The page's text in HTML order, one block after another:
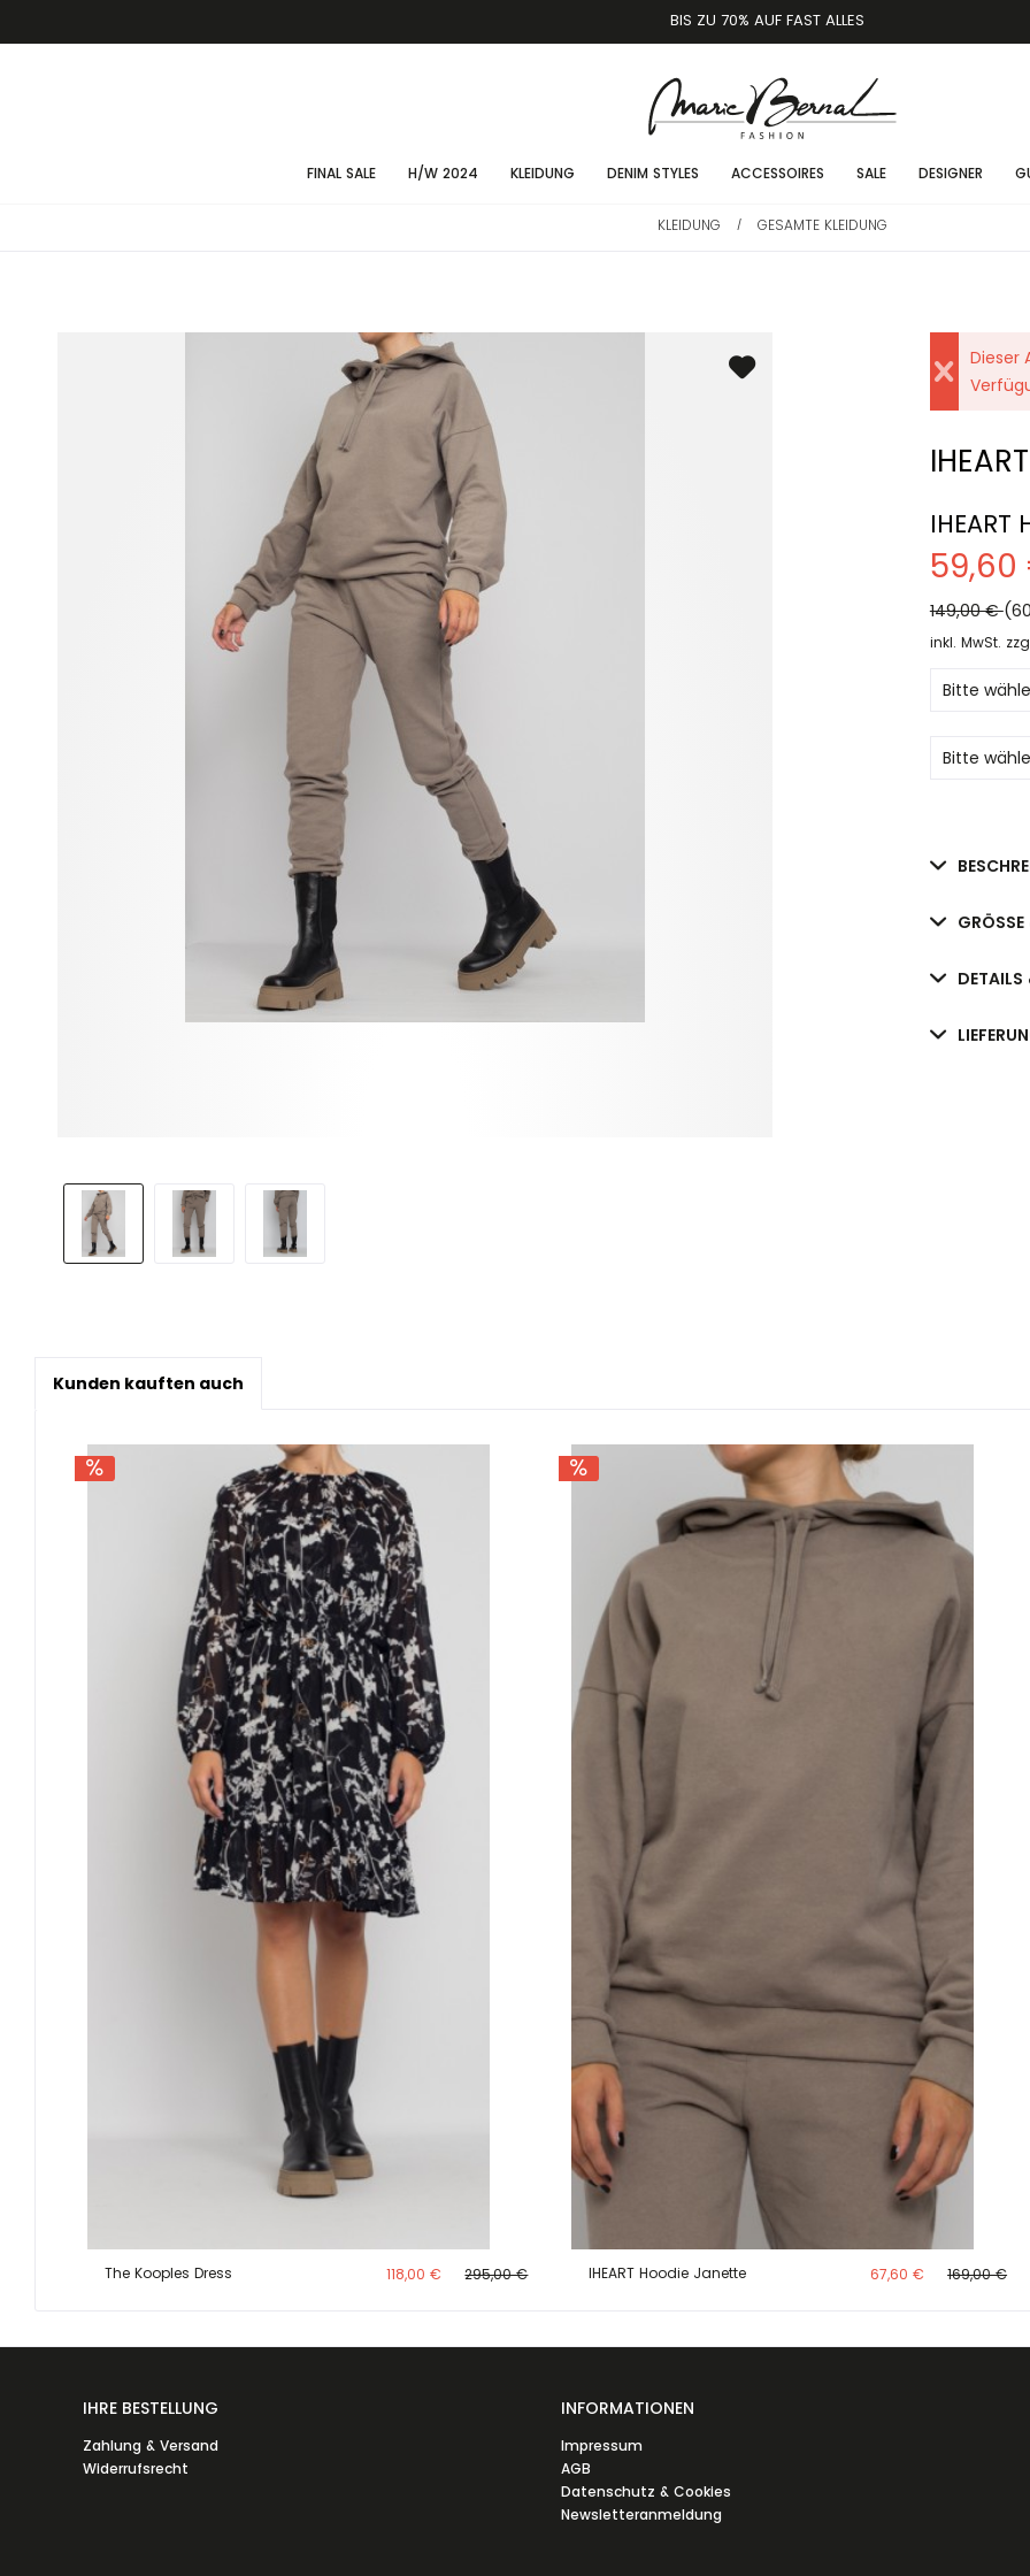
BIS ZU 70% AUF FAST ALLES
FINAL SALE H/W 2024 KLEIDUNG DENIM STYLES ACCESSOIRES SALE DESIGNER
KLEIDUNG / GESAMTE KLEIDUNG
Dieser
IHEART
IHEART
149,00 €
inkl. MwSt.
GRÖSSE
DETAILS
Kunden kauften auch
The Kooples Dress 118,00 € 295,00 € IHEART Hoodie Janette 67,60 € 169,00 €
IHRE BESTELLUNG
Zahlung & Versand
Widerrufsrecht
INFORMATIONEN
Impressum
AGB
Datenschutz & Cookies
Newsletteranmeldung